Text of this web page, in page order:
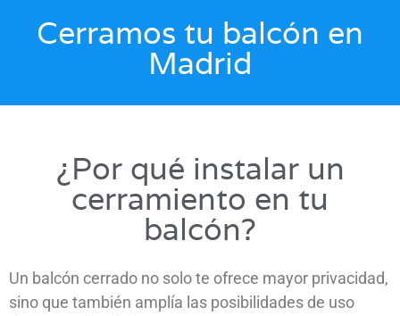
Cerramos tu balcón en
Madrid
¿Por qué instalar un
cerramiento en tu
balcón?
Un balcón cerrado no solo te ofrece mayor privacidad,
sino que también amplía las posibilidades de uso